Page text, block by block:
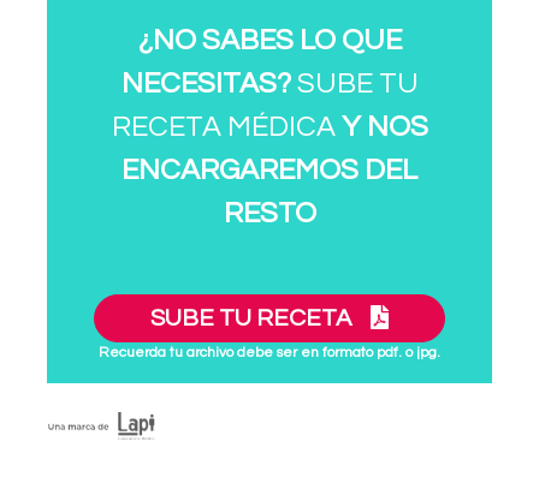
¿NO SABES LO QUE
NECESITAS?SUBE TU
RECETA MÉDICA Y NOS
ENCARGAREMOS DEL
RESTO
SUBE TU RECETA
Recuerda tu archivo debe ser en formato pdf. o jpg.